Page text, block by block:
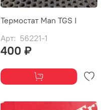
Термостат Man TGS I
Арт: 56221-1
400 ₽